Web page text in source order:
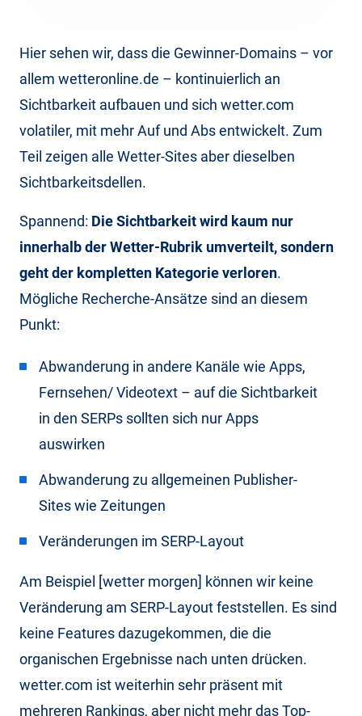
Hier sehen wir, dass die Gewinner-Domains – vor
allem wetteronline.de – kontinuierlich an
Sichtbarkeit aufbauen und sich wetter.com
volatiler, mit mehr Auf und Abs entwickelt. Zum
Teil zeigen alle Wetter-Sites aber dieselben
Sichtbarkeitsdellen.
Spannend: Die Sichtbarkeit wird kaum nur
innerhalb der Wetter-Rubrik umverteilt, sondern
geht der kompletten Kategorie verloren.
Mögliche Recherche-Ansätze sind an diesem
Punkt:
Abwanderung in andere Kanäle wie Apps,
Fernsehen/ Videotext – auf die Sichtbarkeit
in den SERPs sollten sich nur Apps
auswirken
Abwanderung zu allgemeinen Publisher-
Sites wie Zeitungen
Veränderungen im SERP-Layout
Am Beispiel [wetter morgen] können wir keine
Veränderung am SERP-Layout feststellen. Es sind
keine Features dazugekommen, die die
organischen Ergebnisse nach unten drücken.
wetter.com ist weiterhin sehr präsent mit
mehreren Rankings, aber nicht mehr das Top-